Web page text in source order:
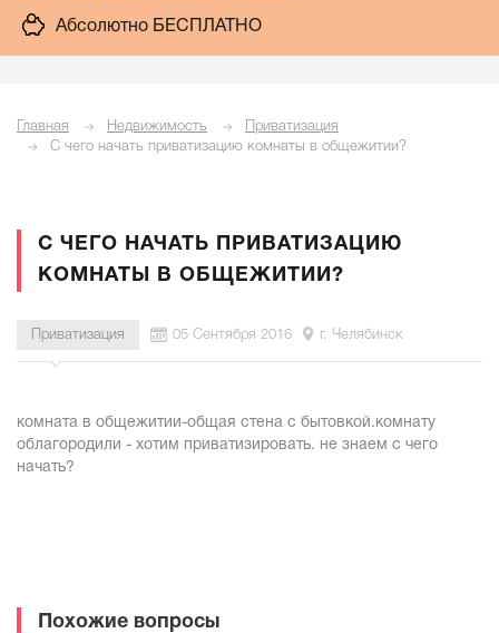
Абсолютно БЕСПЛАТНО
Главная Недвижимость
Приватизация
С чего начать приватизацию комнаты в общежитии?
С ЧЕГО НАЧАТЬ ПРИВАТИЗАЦИЮ
КОМНАТЫ В ОБЩЕЖИТИИ?
Приватизация 05 Сентября 2016 г. Челябинск
комната в общежитии-общая стена с бытовкой.комнату
облагородили - хотим приватизировать. не знаем с чего
начать?
Похожие вопросы